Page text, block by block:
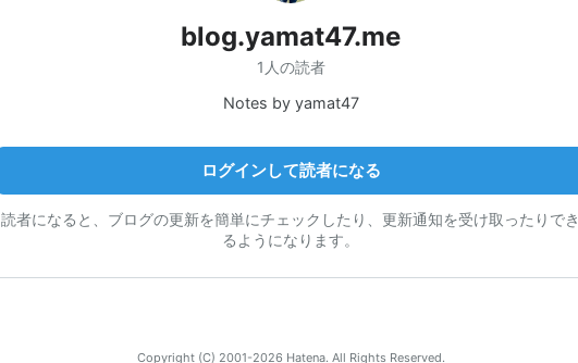
blog.yamat47.me
1人の読者
Notes by yamat47
ログインして読者になる
読者になると、ブログの更新を簡単にチェックしたり、更新通知を受け取ったりでき
るようになります。
Copyright (C) 2001-2026 Hatena. All Rights Reserved.